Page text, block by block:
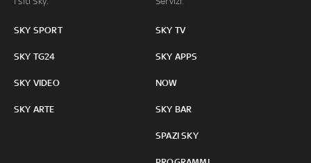
SKY SPORT
SKY TG24
SKY VIDEO
SKY ARTE
SKY TV
SKY APPS
NOW
SKY BAR
SPAZI SKY